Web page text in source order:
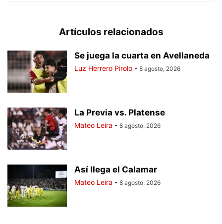
Artículos relacionados
Se juega la cuarta en Avellaneda
Luz Herrero Pirolo - 8 agosto, 2026
La Previa vs. Platense
Mateo Leira - 8 agosto, 2026
Así llega el Calamar
Mateo Leira - 8 agosto, 2026